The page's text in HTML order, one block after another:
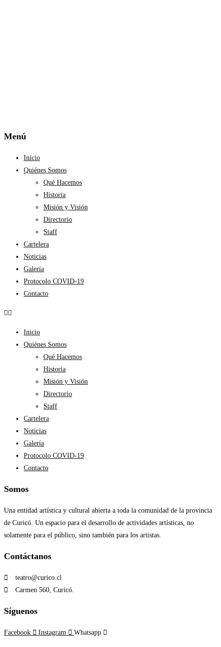
Menú
Inicio
Quiénes Somos
Qué Hacemos
Historia
Misión y Visión
Directorio
Staff
Cartelera
Noticias
Galería
Protocolo COVID-19
Contacto
Inicio
Quiénes Somos
Qué Hacemos
Historia
Misión y Visión
Directorio
Staff
Cartelera
Noticias
Galería
Protocolo COVID-19
Contacto
Somos
Una entidad artística y cultural abierta a toda la comunidad de la provincia
de Curicó. Un espacio para el desarrollo de actividades artísticas, no
solamente para el público, sino también para los artistas.
Contáctanos​
teatro@curico.cl
Carmen 560, Curicó.
Síguenos
Facebook Instagram Whatsapp